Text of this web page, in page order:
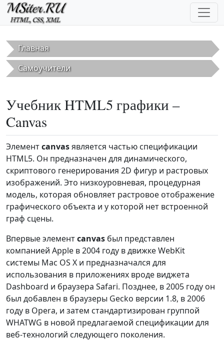
Перейти к основному содержанию
Главная
Самоучители
Учебник HTML5 графики –
Canvas
Элементcanvasявляется частью спецификации
HTML5. Он предназначен для динамического,
скриптового генерирования 2D фигур и растровых
изображений. Это низкоуровневая, процедурная
модель, которая обновляет растровое отображение
графического объекта и у которой нет встроенной
граф сцены.
Впервые элементcanvas был представлен
компанией Apple в 2004 году в движке WebKit
системы Mac OS X и предназначался для
использования в приложениях вроде виджета
Dashboard и браузера Safari. Позднее, в 2005 году он
был добавлен в браузеры Gecko версии 1.8, в 2006
году в Opera, и затем стандартизирован группой
WHATWG в новой предлагаемой спецификации для
веб-технологий следующего поколения.